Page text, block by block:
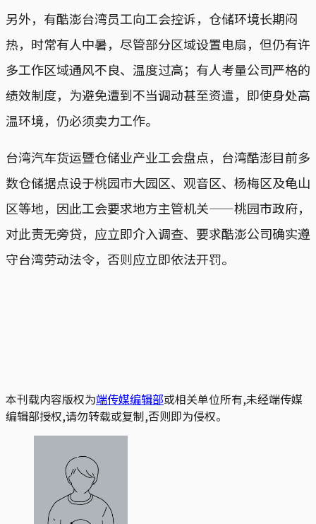
另外，有酷澎台湾员工向工会控诉，仓储环境长期闷
热，时常有人中暑，尽管部分区域设置电扇，但仍有许
多工作区域通风不良、温度过高；有人考量公司严格的
绩效制度，为避免遭到不当调动甚至资遣，即使身处高
温环境，仍必须卖力工作。
台湾汽车货运暨仓储业产业工会盘点，台湾酷澎目前多
数仓储据点设于桃园市大园区、观音区、杨梅区及龟山
区等地，因此工会要求地方主管机关——桃园市政府，
对此责无旁贷，应立即介入调查、要求酷澎公司确实遵
守台湾劳动法令，否则应立即依法开罚。
本刊载内容版权为端传媒编辑部或相关单位所有,未经端传媒
编辑部授权,请勿转载或复制,否则即为侵权。